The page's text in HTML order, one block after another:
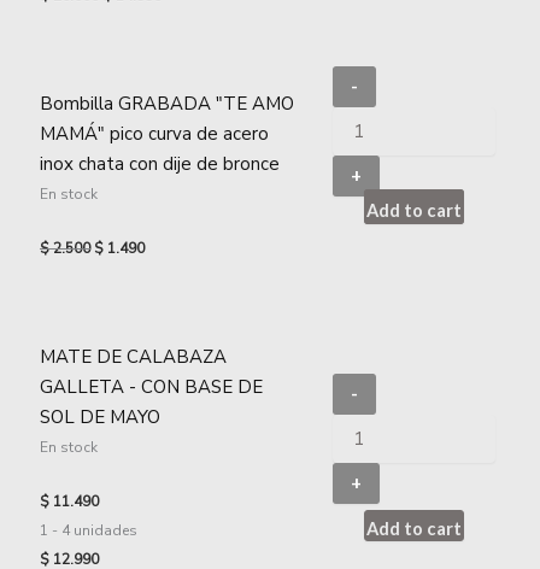
Bombilla GRABADA "TE AMO
MAMÁ" pico curva de acero
inox chata con dije de bronce
En stock
$2.500 $ 1.490
-
+
Add to cart
MATE DE CALABAZA
GALLETA - CON BASE DE
SOL DE MAYO
En stock
$ 11.490
1 - 4 unidades
$ 12.990
-
+
Add to cart